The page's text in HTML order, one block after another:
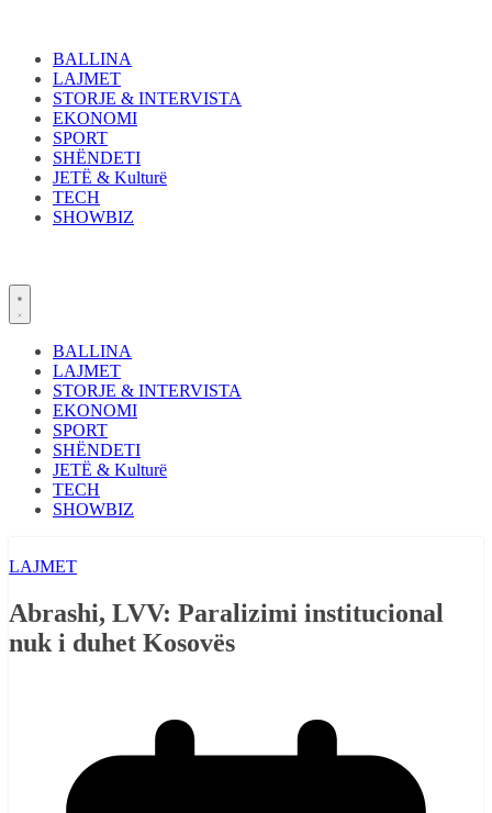
contentBALLINA
LAJMET
STORJE & INTERVISTA
EKONOMI
SPORT
SHËNDETI
JETË & Kulturë
TECH
SHOWBIZ
BALLINA
LAJMET
STORJE & INTERVISTA
EKONOMI
SPORT
SHËNDETI
JETË & Kulturë
TECH
SHOWBIZ
LAJMET
Abrashi, LVV: Paralizimi institucional
nuk i duhet Kosovës